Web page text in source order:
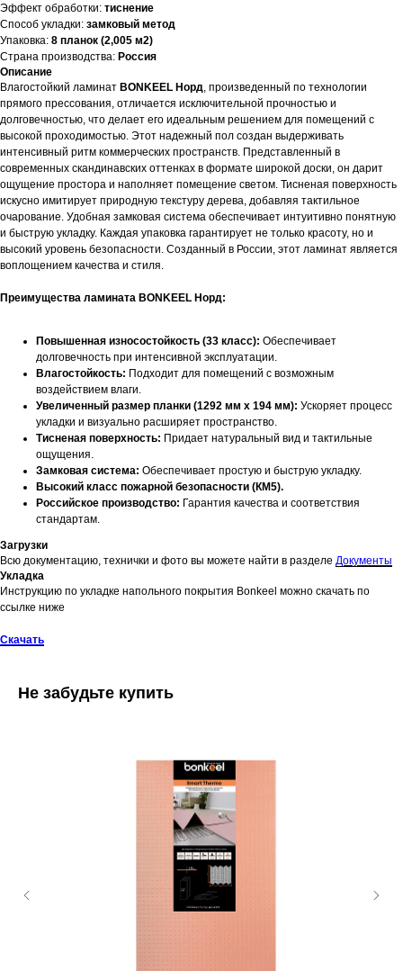
Эффект обработки: тиснение
Способ укладки: замковый метод
Упаковка: 8 планок (2,005 м2)
Страна производства: Россия
Описание
Влагостойкий ламинат BONKEEL Норд , произведенный по технологии
прямого прессования, отличается исключительной прочностью и
долговечностью, что делает его идеальным решением для помещений с
высокой проходимостью. Этот надежный пол создан выдерживать
интенсивный ритм коммерческих пространств. Представленный в
современных скандинавских оттенках в формате широкой доски, он дарит
ощущение простора и наполняет помещение светом. Тисненая поверхность
искусно имитирует природную текстуру дерева, добавляя тактильное
очарование. Удобная замковая система обеспечивает интуитивно понятную
и быструю укладку. Каждая упаковка гарантирует не только красоту, но и
высокий уровень безопасности. Созданный в России, этот ламинат является
воплощением качества и стиля.
Преимущества ламината BONKEEL Норд:
Повышенная износостойкость (33 класс): Обеспечивает
долговечность при интенсивной эксплуатации.
Влагостойкость: Подходит для помещений с возможным
воздействием влаги.
Увеличенный размер планки (1292 мм х 194 мм): Ускоряет процесс
укладки и визуально расширяет пространство.
Тисненая поверхность: Придает натуральный вид и тактильные
ощущения.
Замковая система: Обеспечивает простую и быструю укладку.
Высокий класс пожарной безопасности (КМ5).
Российское производство: Гарантия качества и соответствия
стандартам.
Загрузки
Всю документацию, технички и фото вы можете найти в разделе Документы
Укладка
Инструкцию по укладке напольного покрытия Bonkeel можно скачать по
ссылке ниже
Скачать
Не забудьте купить